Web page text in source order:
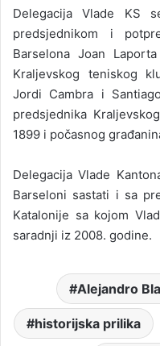
Delegacija Vlade KS
predsjednikom i
Barselona Joan
Kraljevskog teniskog
Jordi Cambra i
predsjednika
1899 i počasnog
Delegacija Vlade
Barseloni sastati i sa
Katalonije sa kojom
saradnji iz 2008. godine.
Alejandro
historijska prilika